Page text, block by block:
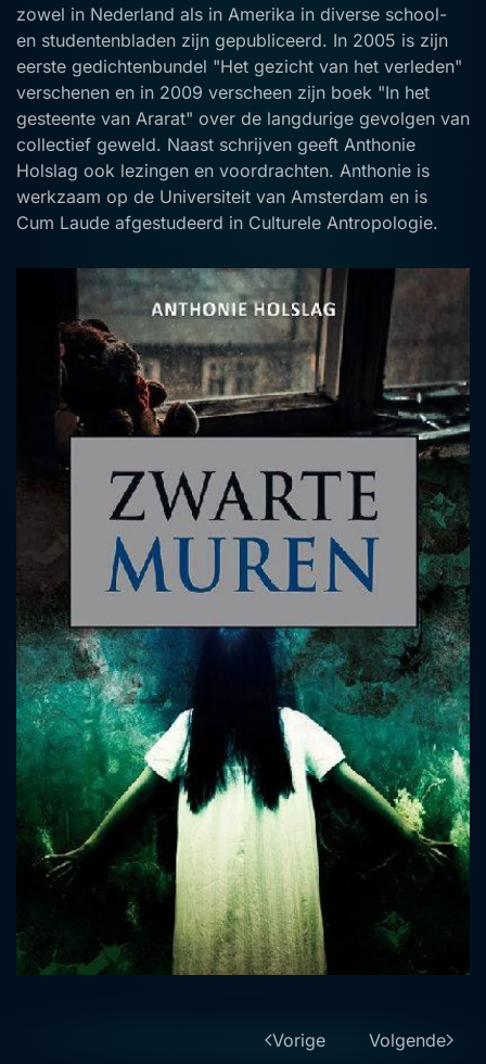
zowel in Nederland als in Amerika in diverse school-
en studentenbladen zijn gepubliceerd. In 2005 is zijn
eerste gedichtenbundel "Het gezicht van het verleden"
verschenen en in 2009 verscheen zijn boek "In het
gesteente van Ararat" over de langdurige gevolgen van
collectief geweld. Naast schrijven geeft Anthonie
Holslag ook lezingen en voordrachten. Anthonie is
werkzaam op de Universiteit van Amsterdam en is
Cum Laude afgestudeerd in Culturele Antropologie.
Vorige Volgende